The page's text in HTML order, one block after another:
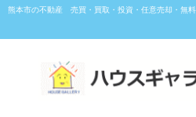
熊本市の不動産 売買・買取・投資・任意売却・無